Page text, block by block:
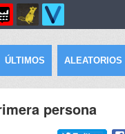
ÚLTIMOS ALEATORIOS
persona